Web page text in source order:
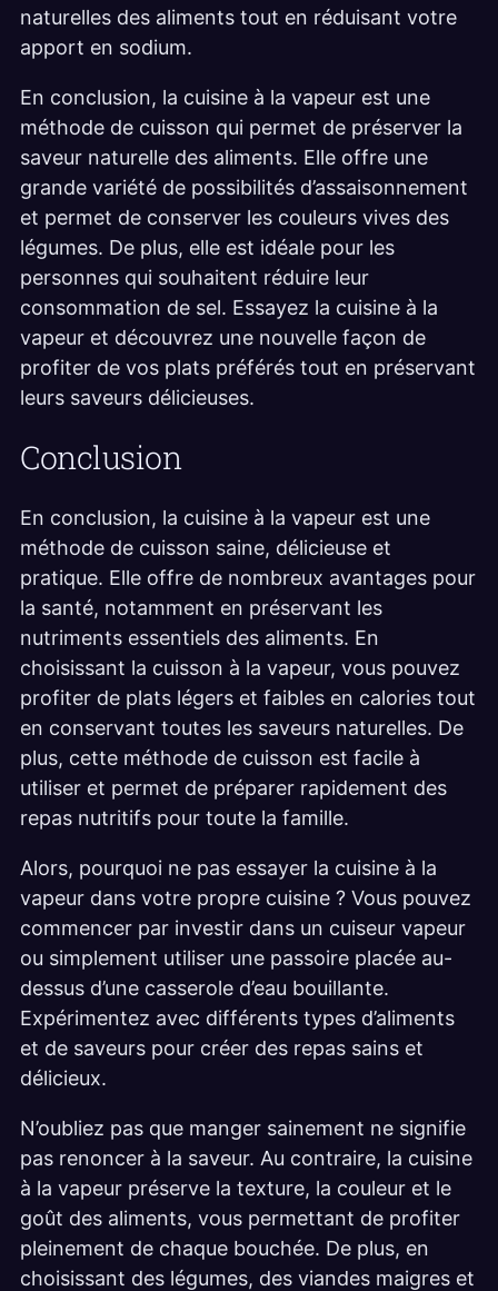
naturelles des aliments tout en réduisant votre
apport en sodium.
En conclusion, la cuisine à la vapeur est une
méthode de cuisson qui permet de préserver la
saveur naturelle des aliments. Elle offre une
grande variété de possibilités d’assaisonnement
et permet de conserver les couleurs vives des
légumes. De plus, elle est idéale pour les
personnes qui souhaitent réduire leur
consommation de sel. Essayez la cuisine à la
vapeur et découvrez une nouvelle façon de
profiter de vos plats préférés tout en préservant
leurs saveurs délicieuses.
Conclusion
En conclusion, la cuisine à la vapeur est une
méthode de cuisson saine, délicieuse et
pratique. Elle offre de nombreux avantages pour
la santé, notamment en préservant les
nutriments essentiels des aliments. En
choisissant la cuisson à la vapeur, vous pouvez
profiter de plats légers et faibles en calories tout
en conservant toutes les saveurs naturelles. De
plus, cette méthode de cuisson est facile à
utiliser et permet de préparer rapidement des
repas nutritifs pour toute la famille.
Alors, pourquoi ne pas essayer la cuisine à la
vapeur dans votre propre cuisine ? Vous pouvez
commencer par investir dans un cuiseur vapeur
ou simplement utiliser une passoire placée au-
dessus d’une casserole d’eau bouillante.
Expérimentez avec différents types d’aliments
et de saveurs pour créer des repas sains et
délicieux.
N’oubliez pas que manger sainement ne signifie
pas renoncer à la saveur. Au contraire, la cuisine
à la vapeur préserve la texture, la couleur et le
goût des aliments, vous permettant de profiter
pleinement de chaque bouchée. De plus, en
choisissant des légumes, des viandes maigres et